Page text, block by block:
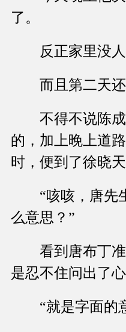
了。
反正家里没人
而且第二天还
不得不说陈成
的，加上晚上道
时，便到了徐晓
“咳咳，唐先
么意思？”
看到唐布丁准
是忍不住问出了心
“就是字面的